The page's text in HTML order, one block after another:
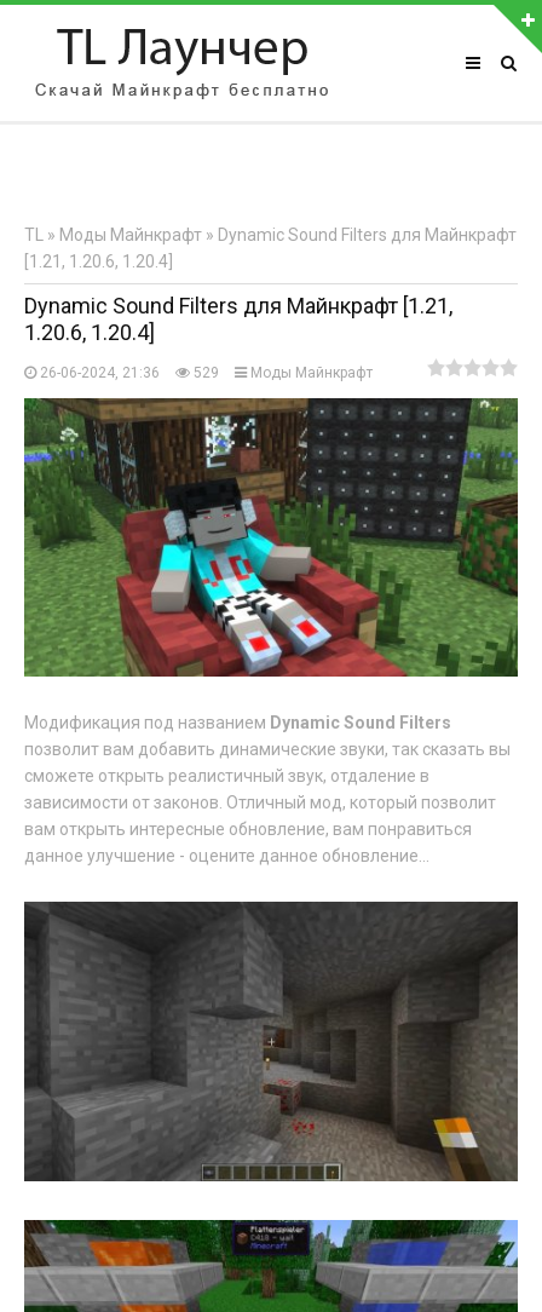
АВТОРИЗАЦИЯ НА САЙТЕ
Регистрация
TL » Моды Майнкрафт » Dynamic Sound Filters для Майнкрафт
[1.21, 1.20.6, 1.20.4]
Dynamic Sound Filters для Майнкрафт [1.21,
1.20.6, 1.20.4]
26-06-2024, 21:36 529 Моды Майнкрафт
Модификация под названием Dynamic Sound Filters
позволит вам добавить динамические звуки, так сказать вы
сможете открыть реалистичный звук, отдаление в
зависимости от законов. Отличный мод, который позволит
вам открыть интересные обновление, вам понравиться
данное улучшение - оцените данное обновление...